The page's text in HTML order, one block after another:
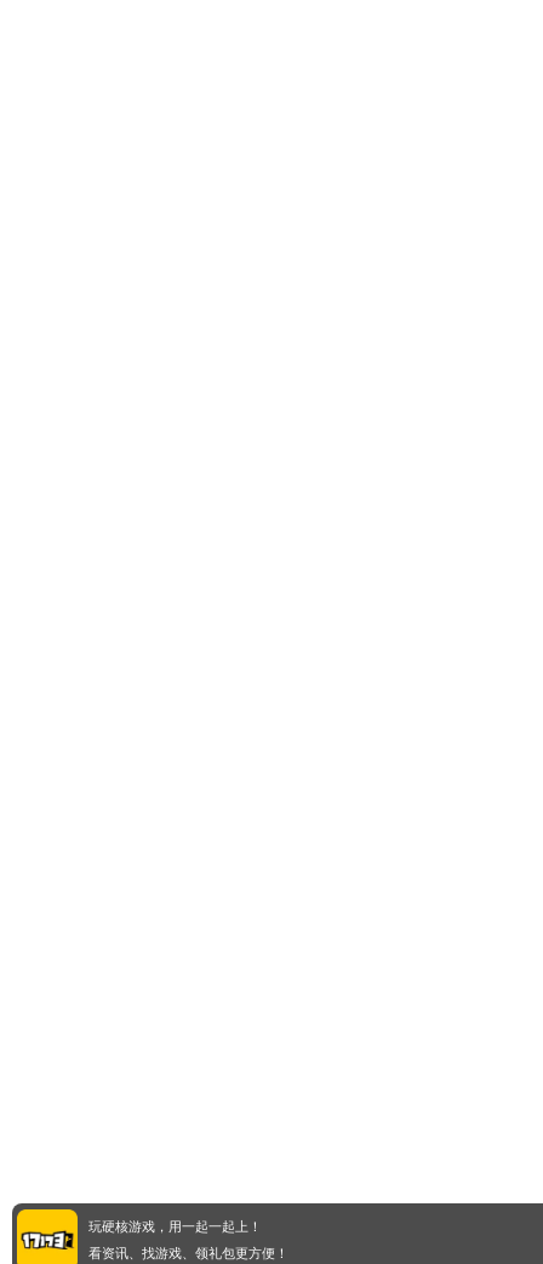
玩硬核游戏，用一起一起上！
看资讯、找游戏、领礼包更方便！